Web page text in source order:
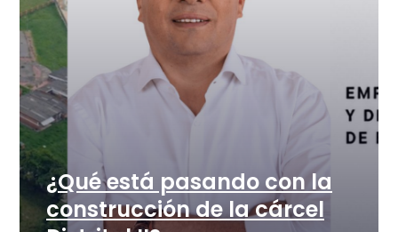
¿Qué está pasando con la
construcción de la cárcel